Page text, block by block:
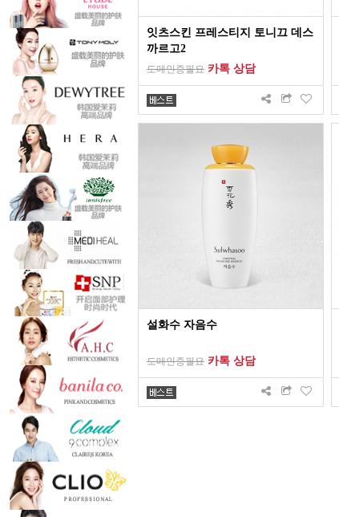
잇츠스킨 프레스티지 토니끄 데스
까르고2
도매인증필요 카톡 상담
설화수 자음수
도매인증필요 카톡 상담